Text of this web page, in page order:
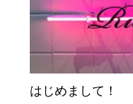
グルメ
はじめまして！